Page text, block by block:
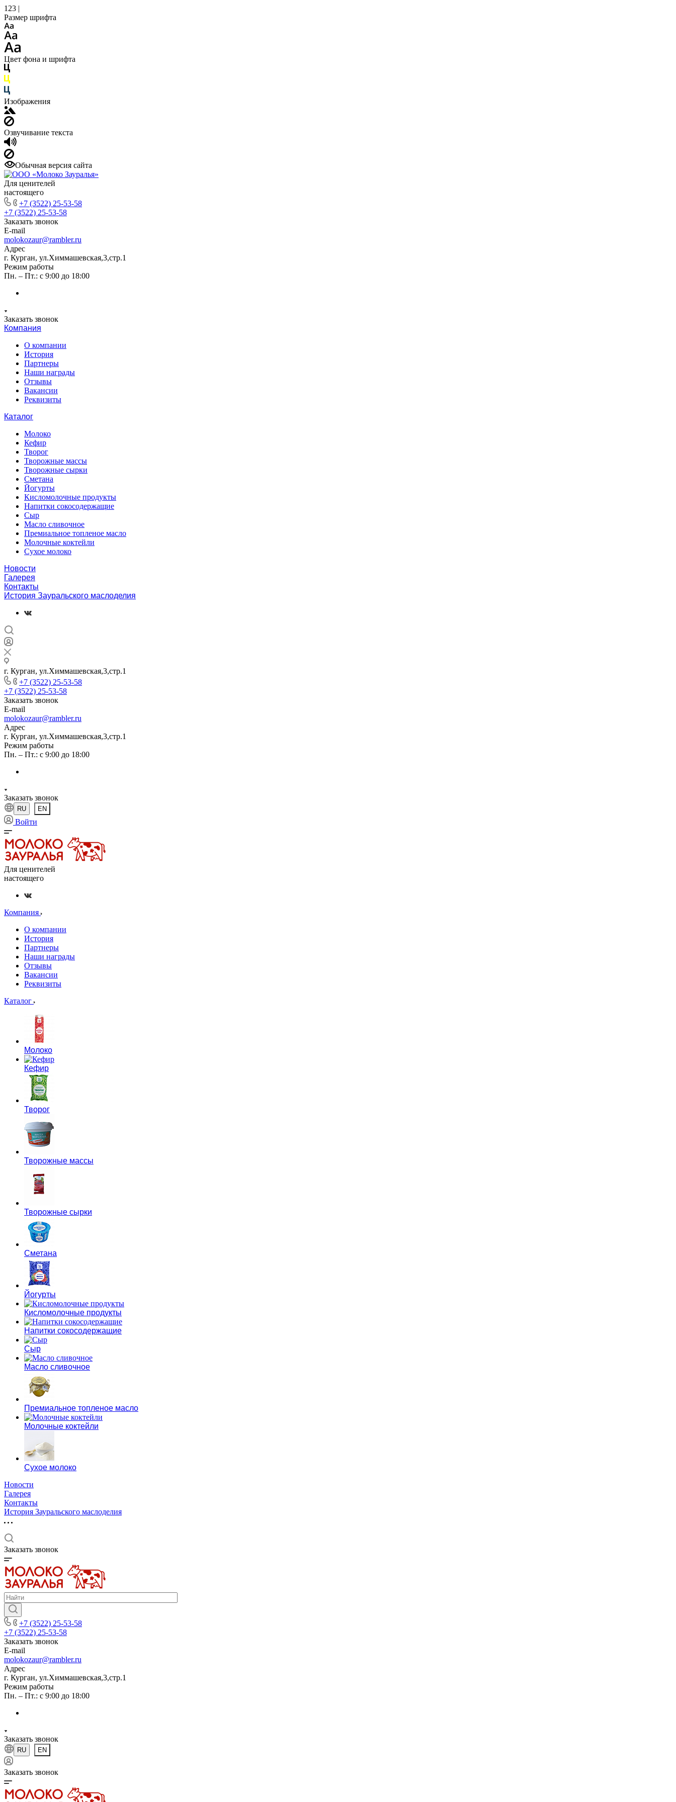
123 |
Размер шрифта
Цвет фона и шрифта
Изображения
Озвучивание текста
Обычная версия сайта
Для ценителей
настоящего
+7 (3522) 25-53-58
+7 (3522) 25-53-58
Заказать звонок
E-mail
molokozaur@rambler.ru
Адрес
г. Курган, ул.Химмашевская,3,стр.1
Режим работы
Пн. – Пт.: с 9:00 до 18:00
Заказать звонок
Компания
О компании
История
Партнеры
Наши награды
Отзывы
Вакансии
Реквизиты
Каталог
Молоко
Кефир
Творог
Творожные массы
Творожные сырки
Сметана
Йогурты
Кисломолочные продукты
Напитки сокосодержащие
Сыр
Масло сливочное
Премиальное топленое масло
Молочные коктейли
Сухое молоко
Новости
Галерея
Контакты
История Зауральского маслоделия
г. Курган, ул.Химмашевская,3,стр.1
+7 (3522) 25-53-58
+7 (3522) 25-53-58
Заказать звонок
E-mail
molokozaur@rambler.ru
Адрес
г. Курган, ул.Химмашевская,3,стр.1
Режим работы
Пн. – Пт.: с 9:00 до 18:00
Заказать звонок
RU EN
Войти
Для ценителей
настоящего
Компания
О компании
История
Партнеры
Наши награды
Отзывы
Вакансии
Реквизиты
Каталог
Молоко
Кефир
Творог
Творожные массы
Творожные сырки
Сметана
Йогурты
Кисломолочные продукты
Напитки сокосодержащие
Сыр
Масло сливочное
Премиальное топленое масло
Молочные коктейли
Сухое молоко
Новости
Галерея
Контакты
История Зауральского маслоделия
Заказать звонок
+7 (3522) 25-53-58
+7 (3522) 25-53-58
Заказать звонок
E-mail
molokozaur@rambler.ru
Адрес
г. Курган, ул.Химмашевская,3,стр.1
Режим работы
Пн. – Пт.: с 9:00 до 18:00
Заказать звонок
RU EN
Заказать звонок